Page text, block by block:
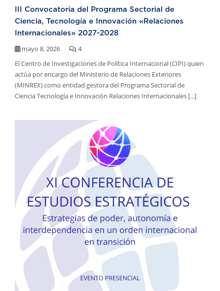
III Convocatoria del Programa Sectorial de
Ciencia, Tecnología e Innovación «Relaciones
Internacionales» 2027-2028
mayo 8, 2026
4
El Centro de Investigaciones de Política Internacional (CIPI) quien
actúa por encargo del Ministerio de Relaciones Exteriores
(MINREX) como entidad gestora del Programa Sectorial de
Ciencia Tecnología e Innovación Relaciones Internacionales [...]